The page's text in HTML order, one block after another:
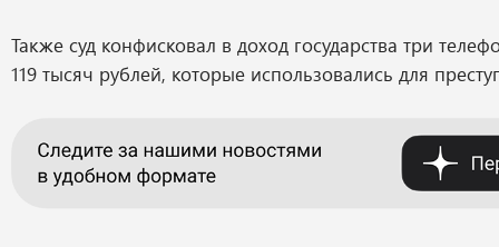
Также суд конфисковал в доход государства три
119 тысяч рублей, которые использовались для